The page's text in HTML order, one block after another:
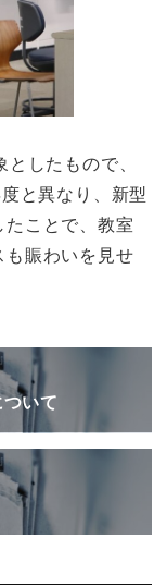
したもので、
と異なり、新型
ことで、教室
賑わいを見せ
いて